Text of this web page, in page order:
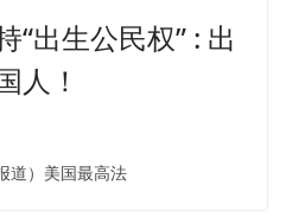
“出生公民权” : 出
人！
道）美国最高法